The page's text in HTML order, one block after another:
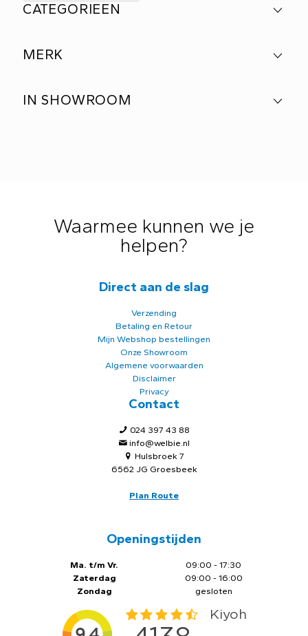
CATEGORIEEN
MERK
IN SHOWROOM
Waarmee kunnen we je
helpen?
Direct aan de slag
Verzending
Betaling en Retour
Mijn Webshop bestellingen
Onze Showroom
Algemene voorwaarden
Disclaimer
Privacy
Contact
024 397 43 88
info@welbie.nl
Hulsbroek 7
6562 JG Groesbeek
Plan Route
Openingstijden
Ma. t/m Vr.
Zaterdag
Zondag
09:00 - 17:30
09:00 - 16:00
gesloten